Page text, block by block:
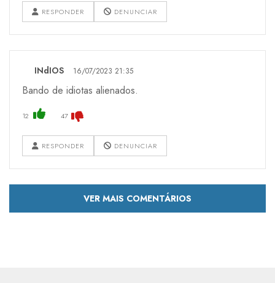
RESPONDER DENUNCIAR
INdIOS 16/07/2023 21:35
Bando de idiotas alienados.
12 47
RESPONDER DENUNCIAR
VER MAIS COMENTÁRIOS